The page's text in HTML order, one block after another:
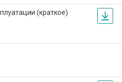
(краткое)